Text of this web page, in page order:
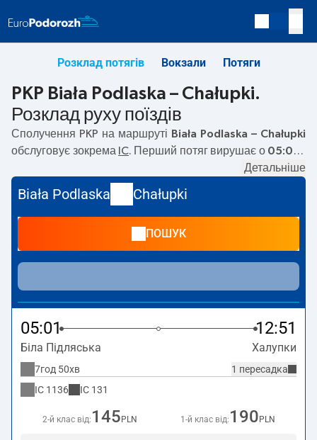
Розклад потягів Вокзали Потяги
PKP Biała Podlaska – Chałupki.
Розклад руху поїздів
Сполучення PKP на маршруті Biała Podlaska – Chałupki
обслуговує зокрема IC . Перший потяг вирушає о 05:01з
вирушає о 15:00. На маршруті
курсують також інші потяги:— пропонують нижчу ціну
квитка і зазвичай довший час подорожі. Потяг завершує
маршрут на станції Chałupki.
Детальніше
Biała Podlaska Chałupki
ПОШУК
05:01 12:51
Біла Підляська Халупки
1 пересадка
7год 50хв
IC 1136 IC 131
2-й клас від: 145 PLN 1-й клас від: 190 PLN